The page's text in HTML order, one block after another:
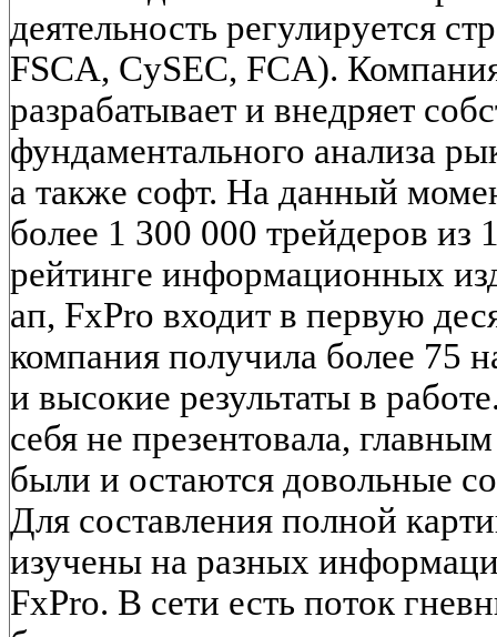
деятельность регулируется
FSCA, CySEC, FCA).
разрабатывает и внедряет
фундаментального анализа
а также софт. На данный
более 1 300 000 трейдеров из
рейтинге информационных
ап, FxPro входит в первую
компания получила более 75
и высокие результаты в
себя не презентовала,
были и остаются довольные
Для составления полной
изучены на разных
FxPro. В сети есть поток